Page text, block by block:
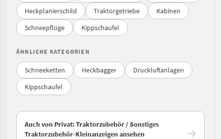
Heckplanierschild
Traktorgetriebe
Kabinen
Schneepflüge
Kippschaufel
ÄHNLICHE KATEGORIEN
Schneeketten Heckbagger
Druckluftanlagen
Kippschaufel
Auch von Privat: Traktorzubehör / Sonstiges
Traktorzubehör-Kleinanzeigen ansehen